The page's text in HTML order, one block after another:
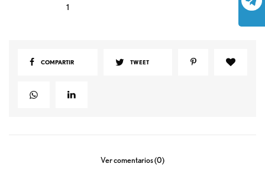
1
COMPARTIR TWEET
Ver comentarios (0)